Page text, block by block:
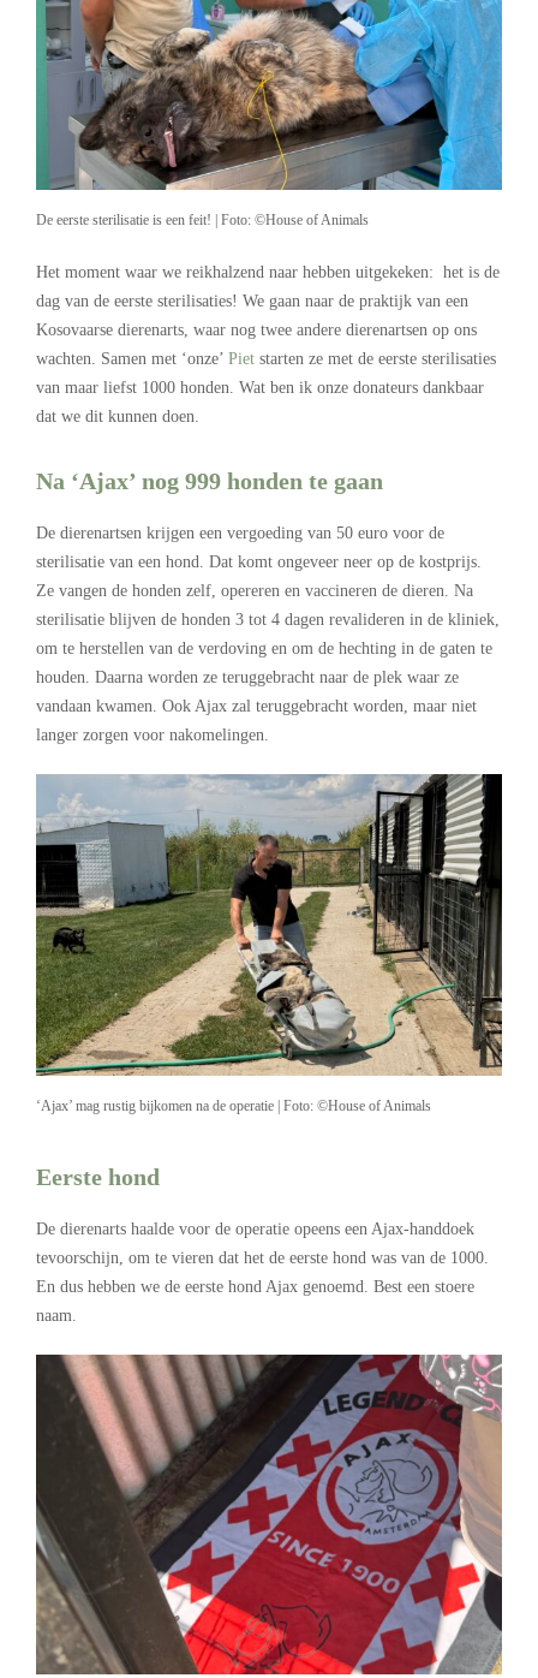
De eerste sterilisatie is een feit! | Foto: ©House of Animals
Het moment waar we reikhalzend naar hebben uitgekeken: het is de
dag van de eerste sterilisaties! We gaan naar de praktijk van een
Kosovaarse dierenarts, waar nog twee andere dierenartsen op ons
wachten. Samen met ‘onze’ Piet starten ze met de eerste sterilisaties
van maar liefst 1000 honden. Wat ben ik onze donateurs dankbaar
dat we dit kunnen doen.
Na ‘Ajax’ nog 999 honden te gaan
De dierenartsen krijgen een vergoeding van 50 euro voor de
sterilisatie van een hond. Dat komt ongeveer neer op de kostprijs.
Ze vangen de honden zelf, opereren en vaccineren de dieren. Na
sterilisatie blijven de honden 3 tot 4 dagen revalideren in de kliniek,
om te herstellen van de verdoving en om de hechting in de gaten te
houden. Daarna worden ze teruggebracht naar de plek waar ze
vandaan kwamen. Ook Ajax zal teruggebracht worden, maar niet
langer zorgen voor nakomelingen.
‘Ajax’ mag rustig bijkomen na de operatie | Foto: ©House of Animals
Eerste hond
De dierenarts haalde voor de operatie opeens een Ajax-handdoek
tevoorschijn, om te vieren dat het de eerste hond was van de 1000.
En dus hebben we de eerste hond Ajax genoemd. Best een stoere
naam.